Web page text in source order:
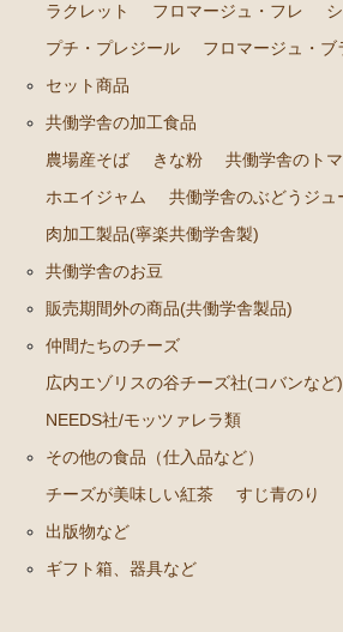
きな粉
共働学舎のトマトソース
肉加工製品(寧楽共働学舎製)
共働学舎のお豆
販売期間外の商品(共働学舎製品)
仲間たちのチーズ
広内エゾリスの谷チーズ社(コバン
NEEDS社/モッツァレラ類
その他の食品（仕入品など）
ラクレット
フロマージュ・フレ
プチ・プレジール
フロマージュ・ブ
セット商品
共働学舎の加工食品
農場産そば
きな粉
共働学舎のト
ホエイジャム
共働学舎のぶどうジュ
肉加工製品(寧楽共働学舎製)
共働学舎のお豆
販売期間外の商品(共働学舎製品)
仲間たちのチーズ
広内エゾリスの谷チーズ社(コバンなど)
NEEDS社/モッツァレラ類
その他の食品（仕入品など）
チーズが美味しい紅茶
すじ青のり
出版物など
ギフト箱、器具など